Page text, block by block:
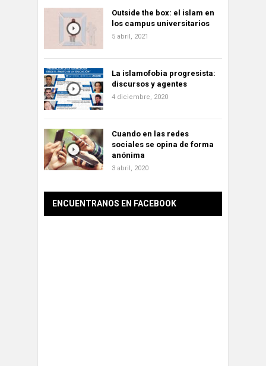
Outside the box: el islam en
los campus universitarios
5 abril, 2021
La islamofobia progresista:
discursos y agentes
4 diciembre, 2020
Cuando en las redes
sociales se opina de forma
anónima
3 abril, 2020
ENCUENTRANOS EN FACEBOOK